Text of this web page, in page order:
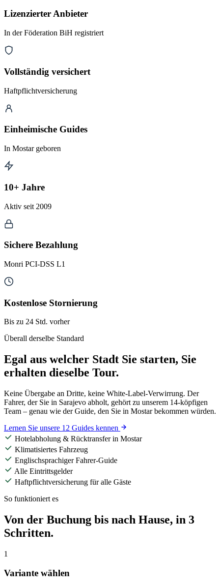
Lizenzierter Anbieter
In der Föderation BiH registriert
Vollständig versichert
Haftpflichtversicherung
Einheimische Guides
In Mostar geboren
10+ Jahre
Aktiv seit 2009
Sichere Bezahlung
Monri PCI-DSS L1
Kostenlose Stornierung
Bis zu 24 Std. vorher
Überall derselbe Standard
Egal aus welcher Stadt Sie starten, Sie
erhalten dieselbe Tour.
Keine Übergabe an Dritte, keine White-Label-Verwirrung. Der
Fahrer, der Sie in Sarajevo abholt, gehört zu unserem 14-köpfigen
Team – genau wie der Guide, den Sie in Mostar bekommen würden.
Lernen Sie unsere 12 Guides kennen
Hotelabholung & Rücktransfer in Mostar
Klimatisiertes Fahrzeug
Englischsprachiger Fahrer-Guide
Alle Eintrittsgelder
Haftpflichtversicherung für alle Gäste
So funktioniert es
Von der Buchung bis nach Hause, in 3
Schritten.
1
Variante wählen